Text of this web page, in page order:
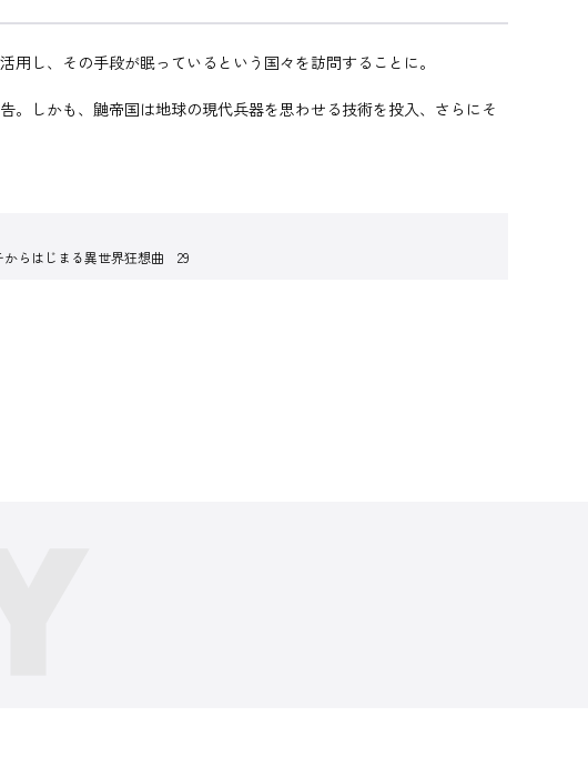
し、その手段が眠っているという国々を訪問することに。
。しかも、鼬帝国は地球の現代兵器を思わせる技術を投入、さらにそ
からはじまる異世界狂想曲 29